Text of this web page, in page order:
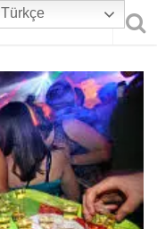
Türkçe